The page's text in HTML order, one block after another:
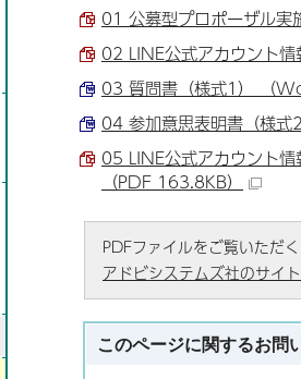
01 公募型プロポーザル実
02 LINE公式アカウント
03 質問書（様式1） （
04 参加意思表明書（様
05 LINE公式アカウント
（PDF 163.8KB）
PDFファイルをご覧いただ
アドビシステムズ社のサイ
このページに関するお問